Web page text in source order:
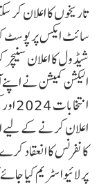
تاریخوں کا اعلان
سائٹ ایکس پر پوسٹ
شیڈول کا اعلان سنیچر
الیکشن کمیشن نے
کانفرنس کا انعقاد
پر لائیوا سٹریم کیا